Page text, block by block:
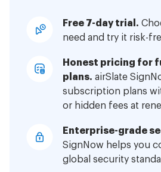
Free 7-day trial.
need and try it risk-
Honest pricing for
plans. airSlate
subscription plans
or hidden fees at
Enterprise-grade
SignNow helps you
global security